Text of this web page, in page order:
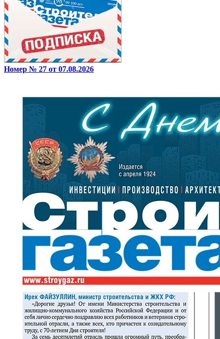
Номер № 27 от 07.08.2026